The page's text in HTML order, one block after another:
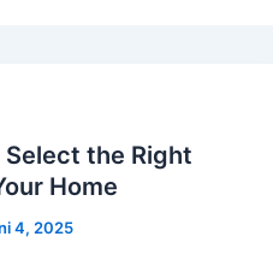
the Right
Home
4, 2025